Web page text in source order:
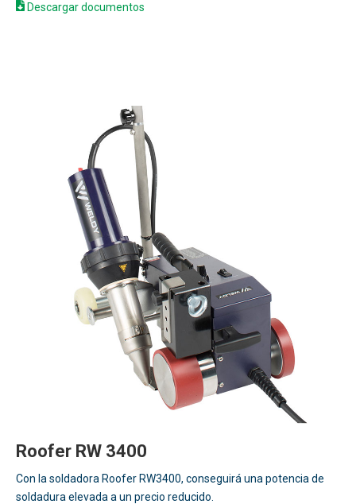
Descargar documentos
Roofer RW 3400
Con la soldadora Roofer RW3400, conseguirá una potencia de
soldadura elevada a un precio reducido.